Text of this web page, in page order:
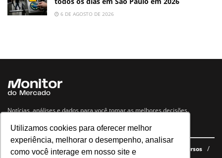
Utilizamos cookies para oferecer melhor
experiência, melhorar o desempenho, analisar
como você interage em nosso site e
6 DE AGOSTO DE 2026
Notícias, análises e dados para você tomar as melhores decisões.
Navegue no site
Últimas notícias Quem somos E-books gratuitos
Cursos